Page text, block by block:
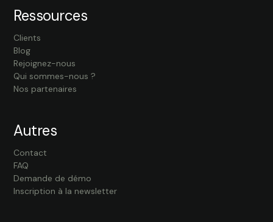
Ressources
Clients
Blog
Rejoignez-nous
Qui sommes-nous ?
Nos partenaires
Autres
Contact
FAQ
Demande de démo
Inscription à la newsletter